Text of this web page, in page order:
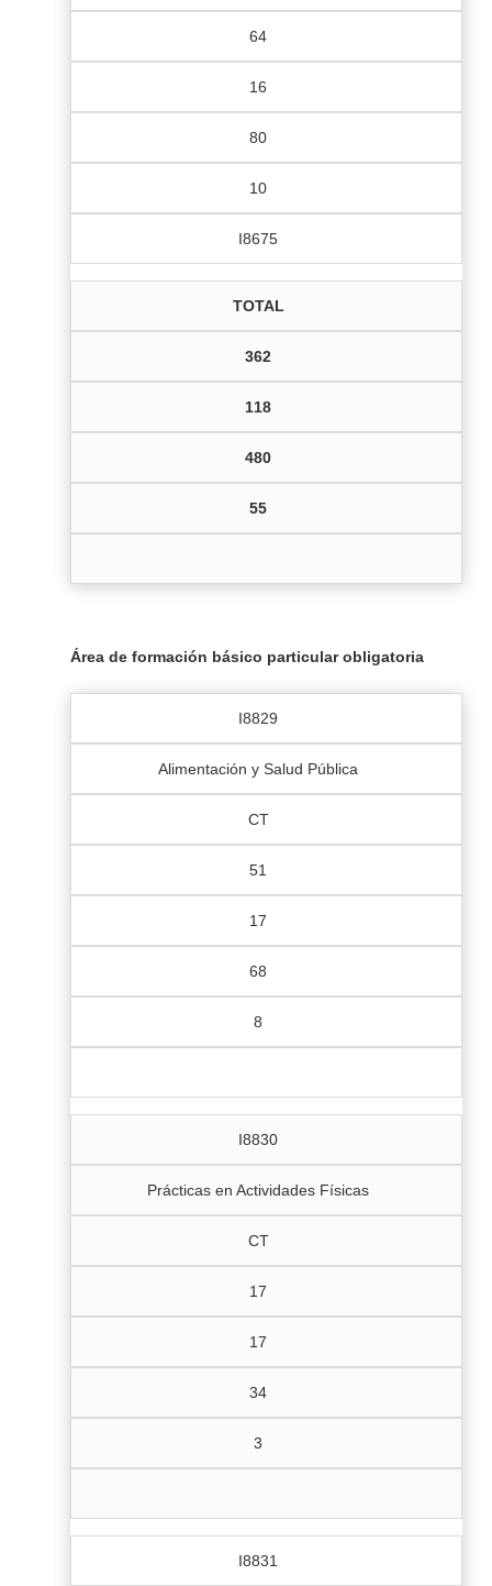
64
16
80
10
I8675
TOTAL
362
118
480
55
Área de formación básico particular obligatoria
I8829
Alimentación y Salud Pública
CT
51
17
68
8
I8830
Prácticas en Actividades Físicas
CT
17
17
34
3
I8831